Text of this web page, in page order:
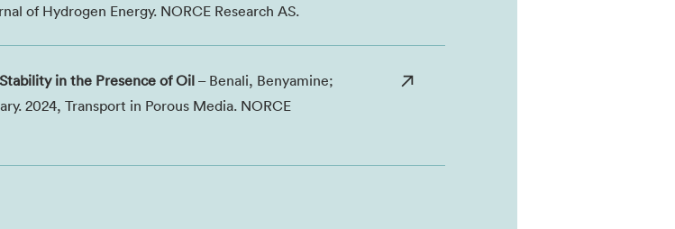
of Hydrogen Energy. NORCE Research AS.
in the Presence of Oil – Benali, Benyamine;
2024, Transport in Porous Media. NORCE